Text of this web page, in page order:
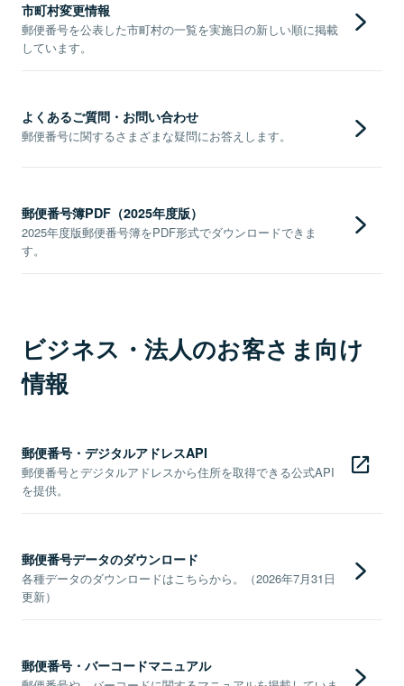
市町村変更情報
郵便番号を公表した市町村の一覧を実施日の新しい順に掲載
しています。
よくあるご質問・お問い合わせ
郵便番号に関するさまざまな疑問にお答えします。
郵便番号簿PDF（2025年度版）
2025年度版郵便番号簿をPDF形式でダウンロードできま
す。
ビジネス・法人のお客さま向け
情報
郵便番号・デジタルアドレスAPI
郵便番号とデジタルアドレスから住所を取得できる公式API
を提供。
郵便番号データのダウンロード
各種データのダウンロードはこちらから。（2026年7月31日
更新）
郵便番号・バーコードマニュアル